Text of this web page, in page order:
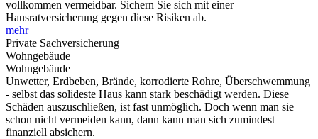
vollkommen vermeidbar. Sichern Sie sich mit einer
Hausratversicherung gegen diese Risiken ab.
mehr
Private Sachversicherung
Wohngebäude
Wohngebäude
Unwetter, Erdbeben, Brände, korrodierte Rohre, Überschwemmung
- selbst das solideste Haus kann stark beschädigt werden. Diese
Schäden auszuschließen, ist fast unmöglich. Doch wenn man sie
schon nicht vermeiden kann, dann kann man sich zumindest
finanziell absichern.